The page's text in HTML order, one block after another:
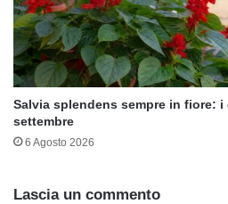
Salvia splendens sempre in fiore:
settembre
6 Agosto 2026
Lascia un commento